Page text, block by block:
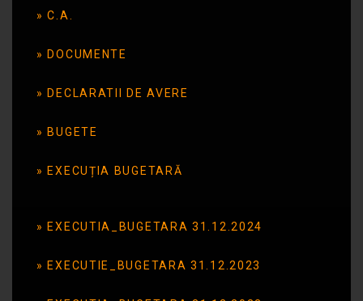
C.A.
DOCUMENTE
DECLARATII DE AVERE
BUGETE
EXECUȚIA BUGETARĂ
EXECUTIA_BUGETARA 31.12.2024
EXECUTIE_BUGETARA 31.12.2023
independentă”